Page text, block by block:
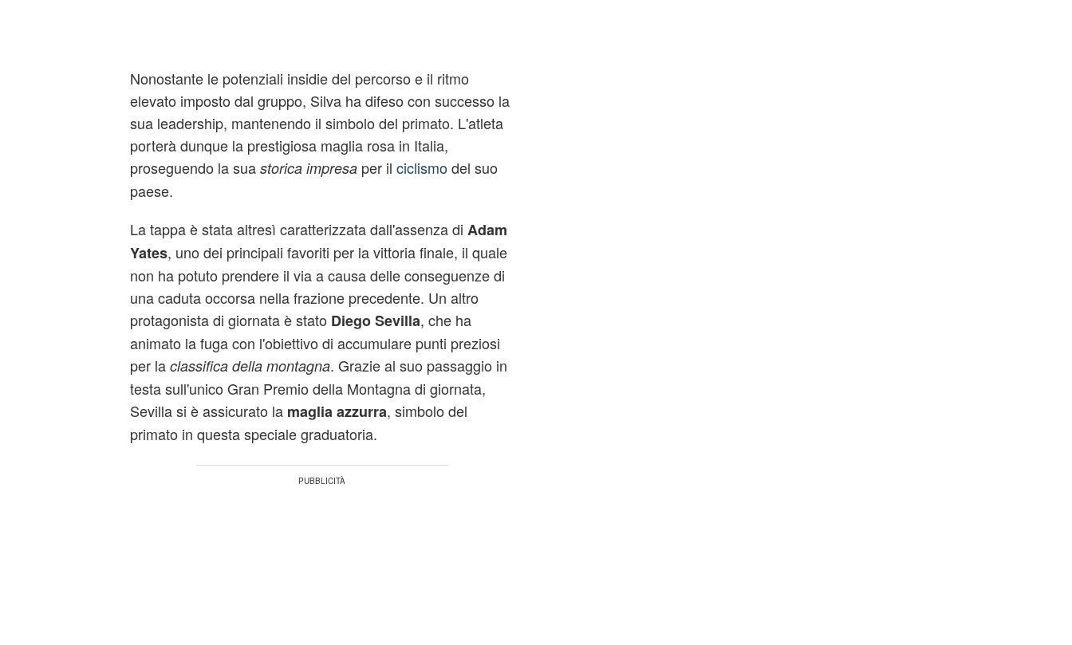
Nonostante le potenziali insidie del percorso e il ritmo
elevato imposto dal gruppo, Silva ha difeso con successo la
sua leadership, mantenendo il simbolo del primato. L'atleta
porterà dunque la prestigiosa maglia rosa in Italia,
proseguendo la sua storica impresaper il ciclismodel suo
paese.
La tappa è stata altresì caratterizzata dall'assenza di Adam
Yates, uno dei principali favoriti per la vittoria finale, il quale
non ha potuto prendere il via a causa delle conseguenze di
una caduta occorsa nella frazione precedente. Un altro
protagonista di giornata è stato Diego Sevilla, che ha
animato la fuga con l'obiettivo di accumulare punti preziosi
per la classifica della montagna. Grazie al suo passaggio in
testa sull'unico Gran Premio della Montagna di giornata,
Sevilla si è assicurato la maglia azzurra, simbolo del
primato in questa speciale graduatoria.